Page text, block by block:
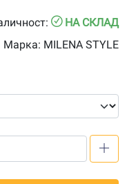
НА СКЛАД
Марка: MILENA STYLE